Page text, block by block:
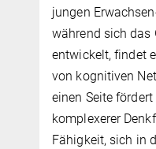
jungen
während sich das
entwickelt, findet
von kognitiven
einen Seite
komplexerer
Fähigkeit, sich in